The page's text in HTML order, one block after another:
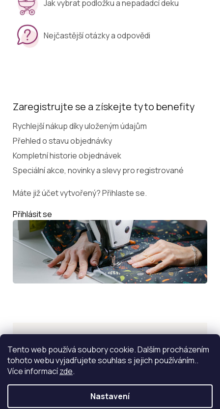
Tento web používá soubory cookie. Dalším procházením
tohoto webu vyjadřujete souhlas s jejich používáním..
Více informacízde.
Nastavení
Jak vybrat podložku a nepadadcí deku
Nejčastější otázky a odpovědi
Zaregistrujte se a získejte tyto benefity
Rychlejší nákup díky uloženým údajům
Přehled o stavu objednávky
Kompletní historie objednávek
Speciální akce, novinky a slevy pro registrované
Máte již účet vytvořený? Přihlaste se.
Přihlásit se
Inspirace
ZOBRAZIT VÍCE